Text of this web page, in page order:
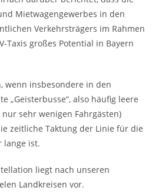
Mietwagengewerbes in den
Verkehrsträgers im Rahmen
Taxis großes Potential in Bayern
wenn insbesondere in den
„Geisterbusse“, also häufig leere
sehr wenigen Fahrgästen)
zeitliche Taktung der Linie für die
lange ist.
liegt nach unseren
Landkreisen vor.